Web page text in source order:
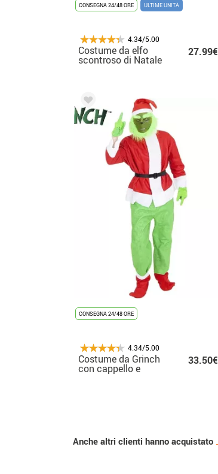
CONSEGNA 24/48 ORE ULTIME UNITÀ
4.34/5.00
Costume da elfo
scontroso di Natale
27.99€
CONSEGNA 24/48 ORE
4.34/5.00
Costume da Grinch
con cappello e
maschera per uomo
33.50€
Anche altri clienti hanno acquistato